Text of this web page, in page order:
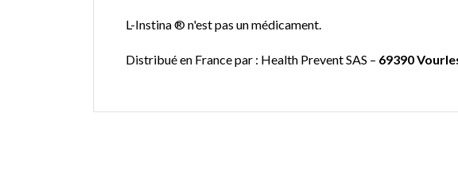
L-Instina ®n'est pas un médicament.
Distribué en France par : Health Prevent SAS – 69390